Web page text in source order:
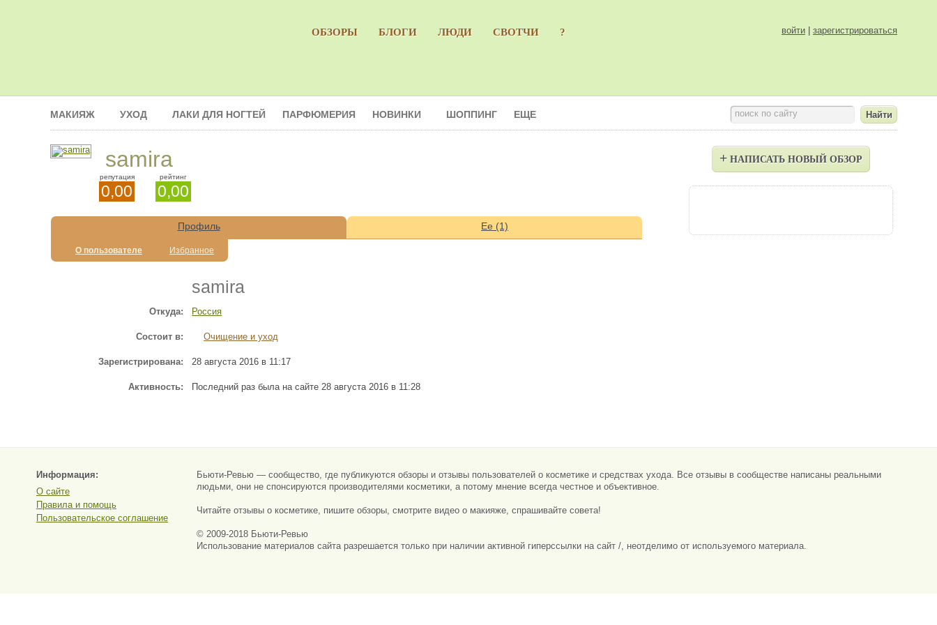
войти зарегистрироваться
ОБЗОРЫ БЛОГИ ЛЮДИ СВОТЧИ ?
поиск по сайту
МАКИЯЖ УХОД ЛАКИ ДЛЯ НОГТЕЙ ПАРФЮМЕРИЯ НОВИНКИ ШОППИНГ ЕЩЕ
samira
репутация
0,00
рейтинг
0,00
Профиль Ее (1)
О пользователе Избранное
samira
Откуда: Россия
Состоит в: Очищение и уход
Зарегистрирована: 28 августа 2016 в 11:17
Активность: Последний раз была на сайте 28 августа 2016 в 11:28
+ НАПИСАТЬ НОВЫЙ ОБЗОР
Информация:
О сайте
Правила и помощь
Пользовательское соглашение
Бьюти-Ревью — сообщество, где публикуются обзоры и отзывы пользователей о косметике и средствах ухода. Все отзывы в сообществе написаны реальными
людьми, они не спонсируются производителями косметики, а потому мнение всегда честное и объективное.
Читайте отзывы о косметике, пишите обзоры, смотрите видео о макияже, спрашивайте совета!
© 2009-2018 Бьюти-Ревью
Использование материалов сайта разрешается только при наличии активной гиперссылки на сайт /, неотделимо от используемого материала.